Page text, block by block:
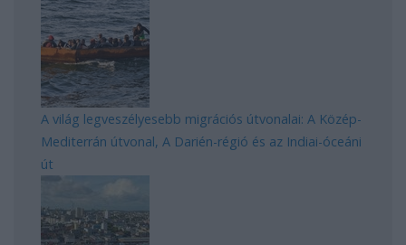
A világ legveszélyesebb migrációs útvonalai: A Közép-
Mediterrán útvonal, A Darién-régió és az Indiai-óceáni
út